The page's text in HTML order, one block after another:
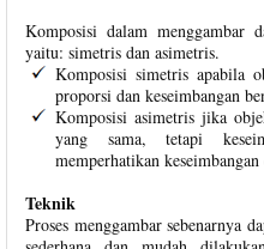
Komposisi dalam menggambar
yaitu: simetris dan asimetris.
Komposisi simetris apabila
proporsi dan keseimbangan
Komposisi asimetris jika
yang sama, tetapi
memperhatikan
Teknik
Proses menggambar sebenarnya